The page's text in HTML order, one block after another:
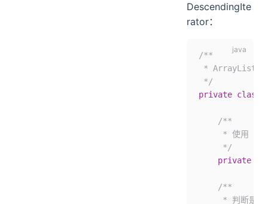
DescendingIte
rator：
/**
* ArrayList 逆
*/
private class
    /**
* 使用
     */
    private
    /**
* 判断是否